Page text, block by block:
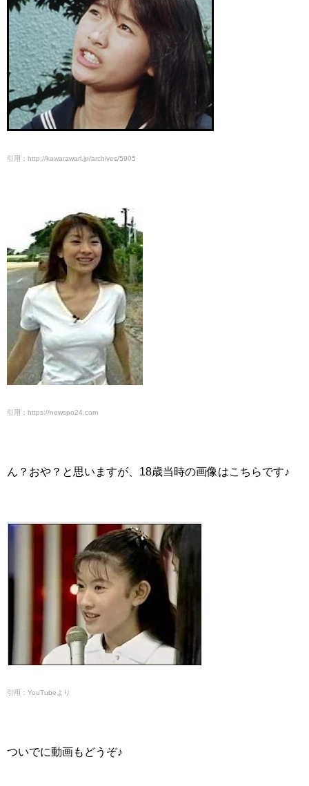
引用：http://kawarawari.jp/archives/5905
引用：https://newspo24.com
ん？おや？と思いますが、18歳当時の画像はこちらです♪
引用：YouTubeより
ついでに動画もどうぞ♪